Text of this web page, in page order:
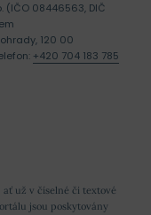
už v číselné či textové
jsou poskytovány
(IČO 08446563, DIČ
120 00
+420 704 183 785